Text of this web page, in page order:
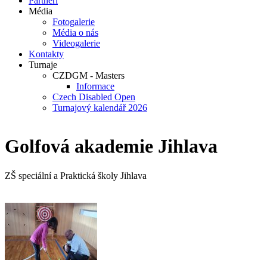
Média
Fotogalerie
Média o nás
Videogalerie
Kontakty
Turnaje
CZDGM - Masters
Informace
Czech Disabled Open
Turnajový kalendář 2026
Golfová akademie Jihlava
ZŠ speciální a Praktická školy Jihlava